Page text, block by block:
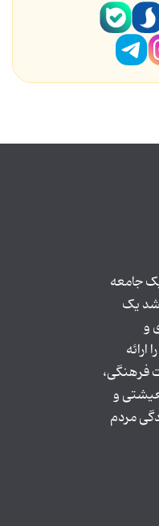
جامعه
یک
و
فرهنگی،
و
مردم